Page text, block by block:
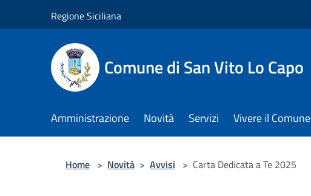
Regione Siciliana
Comune di San Vito Lo Capo
Amministrazione Novità Servizi Vivere il Comune
Home > Novità > Avvisi > Carta Dedicata a Te 2025